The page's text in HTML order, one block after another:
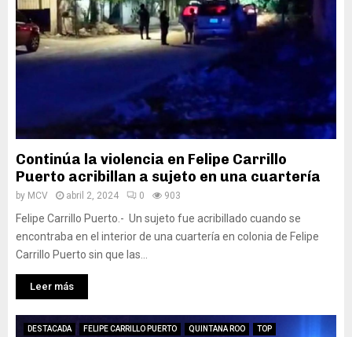
Continúa la violencia en Felipe Carrillo
Puerto acribillan a sujeto en una cuartería
by MCV abril 2, 2024 0 903
Felipe Carrillo Puerto.- Un sujeto fue acribillado cuando se
encontraba en el interior de una cuartería en colonia de Felipe
Carrillo Puerto sin que las...
Leer más
DESTACADA FELIPE CARRILLO PUERTO QUINTANA ROO TOP